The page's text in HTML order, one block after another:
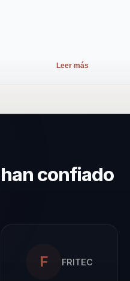
Leer más
confiado
F FRITEC